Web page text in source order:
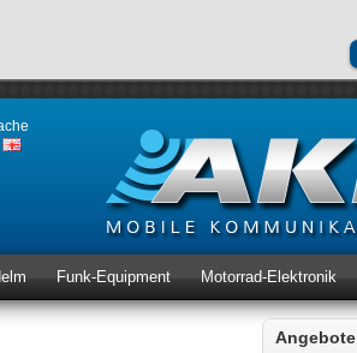
Funk-Equipment Motorrad-Elektronik
Angebote